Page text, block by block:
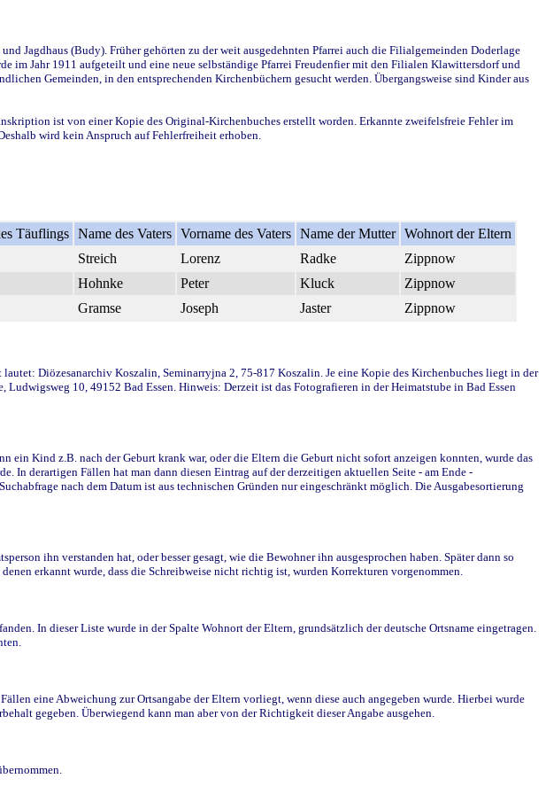
Jagdhaus (Budy). Früher gehörten zu der weit ausgedehnten Pfarrei auch die Filialgemeinden Doderlage
im Jahr 1911 aufgeteilt und eine neue selbständige Pfarrei Freudenfier mit den Filialen Klawittersdorf und
Gemeinden, in den entsprechenden Kirchenbüchern gesucht werden. Übergangsweise sind Kinder aus
ist von einer Kopie des Original-Kirchenbuches erstellt worden. Erkannte zweifelsfreie Fehler im
wird kein Anspruch auf Fehlerfreiheit erhoben.
Täuflings Name des Vaters Vorname des Vaters Name der Mutter Wohnort der Eltern
Streich Lorenz Radke
Zippnow
Hohnke Peter Kluck
Zippnow
Gramse Joseph Jaster Zippnow
Diözesanarchiv Koszalin, Seminarryjna 2, 75-817 Koszalin. Je eine Kopie des Kirchenbuches liegt in der
10, 49152 Bad Essen. Hinweis: Derzeit ist das Fotografieren in der Heimatstube in Bad Essen
ein Kind z.B. nach der Geburt krank war, oder die Eltern die Geburt nicht sofort anzeigen konnten, wurde das
In derartigen Fällen hat man dann diesen Eintrag auf der derzeitigen aktuellen Seite - am Ende -
nach dem Datum ist aus technischen Gründen nur eingeschränkt möglich. Die Ausgabesortierung
ihn verstanden hat, oder besser gesagt, wie die Bewohner ihn ausgesprochen haben. Später dann so
erkannt wurde, dass die Schreibweise nicht richtig ist, wurden Korrekturen vorgenommen.
In dieser Liste wurde in der Spalte Wohnort der Eltern, grundsätzlich der deutsche Ortsname eingetragen.
eine Abweichung zur Ortsangabe der Eltern vorliegt, wenn diese auch angegeben wurde. Hierbei wurde
gegeben. Überwiegend kann man aber von der Richtigkeit dieser Angabe ausgehen.